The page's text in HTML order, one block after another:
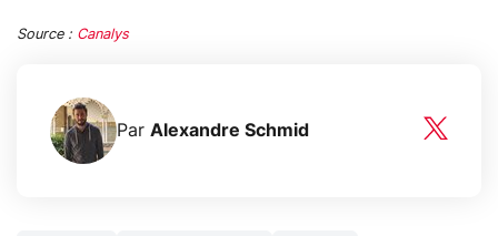
Source : Canalys
Par Alexandre Schmid